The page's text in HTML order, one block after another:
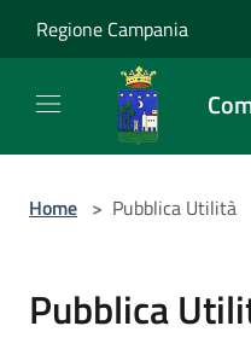
Regione Campania
Home > Pubblica Utilità
Pubblica